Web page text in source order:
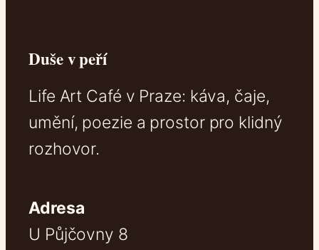
Duše v peří
Life Art Café v Praze: káva, čaje,
umění, poezie a prostor pro klidný
rozhovor.
Adresa
U Půjčovny 8